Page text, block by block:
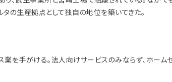
の生産拠点として独自の地位を築いてきた。
を手がける。法人向けサービスのみならず、ホーム